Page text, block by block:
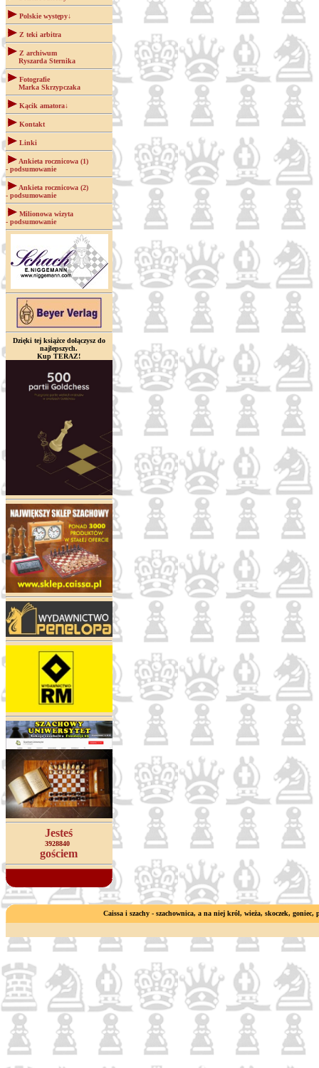
Polskie występy↓
Z teki arbitra
Z archiwum
Ryszarda Sternika
Fotografie
Marka Skrzypczaka
Kącik amatora↓
Kontakt
Linki
Ankieta rocznicowa (1)
- podsumowanie
Ankieta rocznicowa (2)
- podsumowanie
Milionowa wizyta
- podsumowanie
Dzięki tej książce dołączysz do
najlepszych.
Kup TERAZ!
Jesteś
3928840
gościem
Caissa i szachy - szachownica, a na niej król, wieża, skoczek,